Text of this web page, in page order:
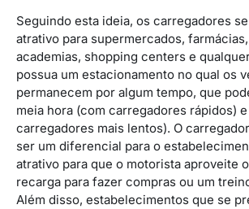
Seguindo esta ideia, os carregadores
atrativo para supermercados,
academias, shopping centers e
possua um estacionamento no qual os
permanecem por algum tempo, que
meia hora (com carregadores rápidos)
carregadores mais lentos). O
ser um diferencial para o
atrativo para que o motorista aproveite
recarga para fazer compras ou um
Além disso, estabelecimentos que se